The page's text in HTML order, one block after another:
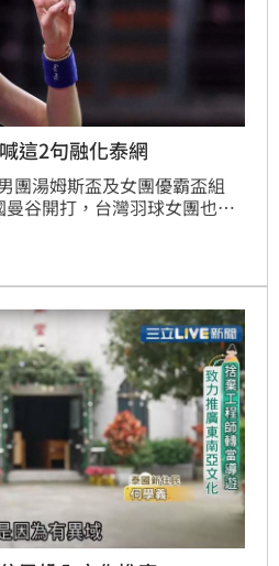
這2句融化泰網
團湯姆斯盃及女團優霸盃組
谷開打，台灣羽球女團也由
魅力也不容小覷，泰國羽球
泰國球迷的心。